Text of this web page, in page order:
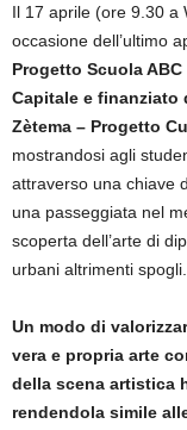
Il 17 aprile (ore 9.30 a
occasione dell’ultimo
Progetto Scuola
Capitale e finanziato
Zètema – Progetto
mostrandosi agli
attraverso una chiave
una passeggiata nel
scoperta dell’arte di
urbani altrimenti spogli.
Un modo di
vera e propria arte
della scena artistica
rendendola simile